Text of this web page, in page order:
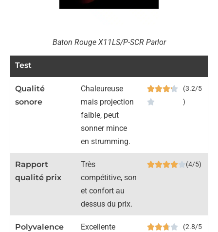
Baton Rouge X11LS/P-SCR Parlor
Test
Qualité
sonore
Chaleureuse
mais projection
faible, peut
sonner mince
en strumming.
(3.2/5
)
Rapport
qualité prix
Très
compétitive, son
et confort au
dessus du prix.
(4/5)
Polyvalence
Excellente
(2.8/5